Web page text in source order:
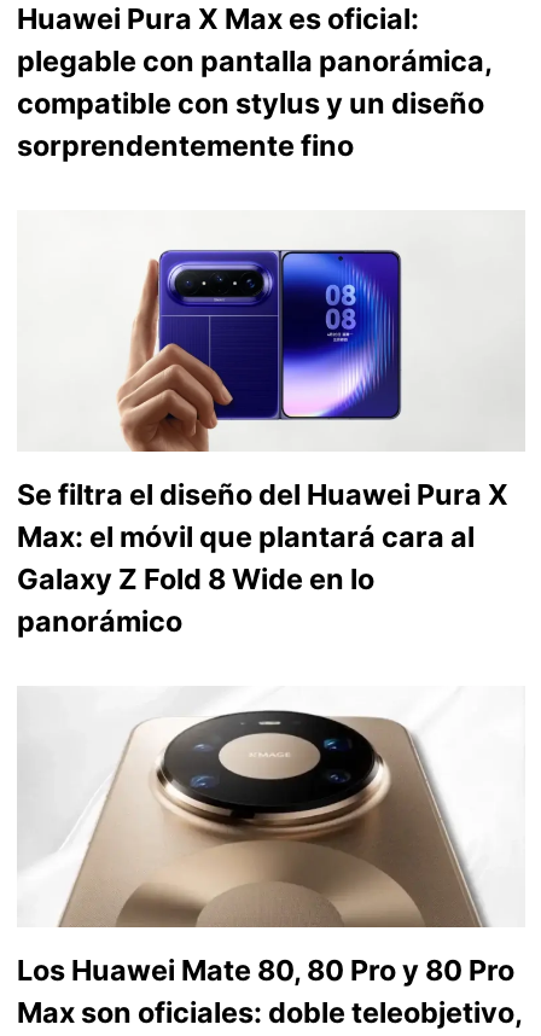
Huawei Pura X Max es oficial:
plegable con pantalla panorámica,
compatible con stylus y un diseño
sorprendentemente fino
Se filtra el diseño del Huawei Pura X
Max: el móvil que plantará cara al
Galaxy Z Fold 8 Wide en lo
panorámico
Los Huawei Mate 80, 80 Pro y 80 Pro
Max son oficiales: doble teleobjetivo,